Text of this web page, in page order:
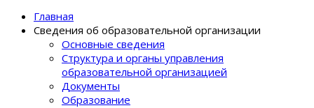
Главная
Сведения об образовательной организации
Основные сведения
Структура и органы управления
образовательной организацией
Документы
Образование